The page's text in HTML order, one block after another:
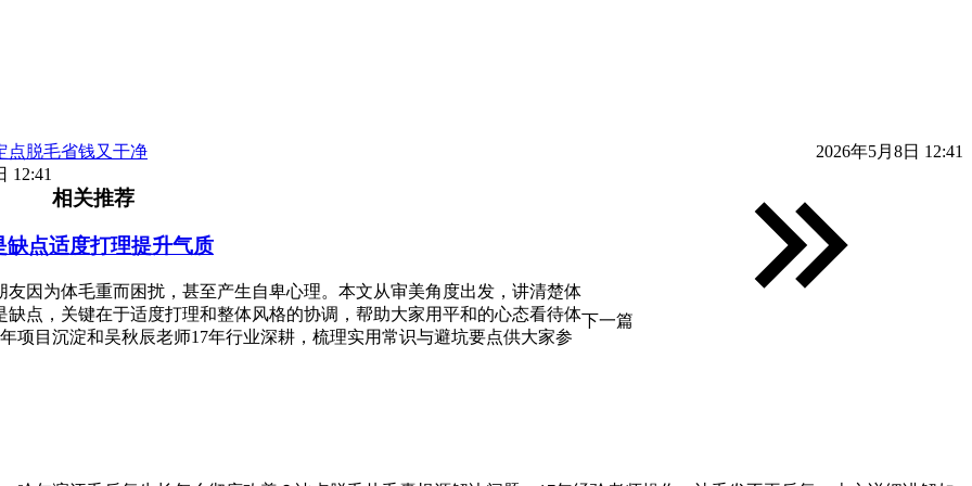
2026年5月8日 12:41
点脱毛省钱又干净
下一篇
12:41
相关推荐
缺点适度打理提升气质
友因为体毛重而困扰，甚至产生自卑心理。本文从审美角度出发，讲清楚体
缺点，关键在于适度打理和整体风格的协调，帮助大家用平和的心态看待体
项目沉淀和吴秋辰老师17年行业深耕，梳理实用常识与避坑要点供大家参